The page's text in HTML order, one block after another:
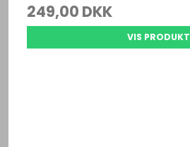
249,00 DKK
VIS PRODUKT